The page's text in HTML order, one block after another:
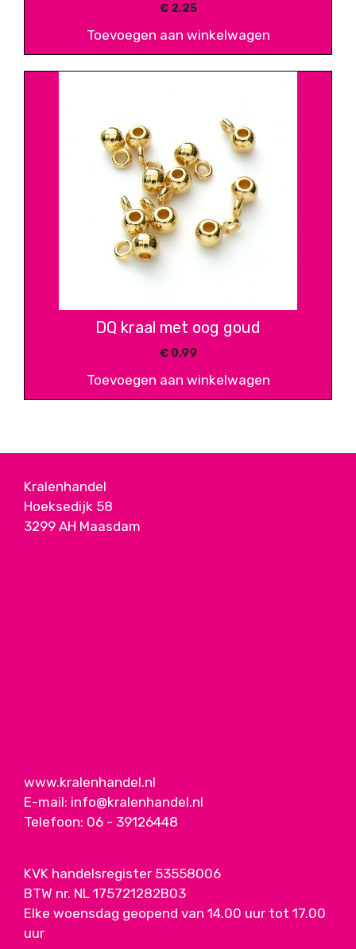
€2,25
Toevoegen aan winkelwagen
DQ kraal met oog goud
€0,99
Toevoegen aan winkelwagen
Kralenhandel
Hoeksedijk 58
3299 AH Maasdam
www.kralenhandel.nl
E-mail: info@kralenhandel.nl
Telefoon: 06 - 39126448
KVK handelsregister 53558006
BTW nr. NL 175721282B03
Elke woensdag geopend van 14.00 uur tot 17.00
uur